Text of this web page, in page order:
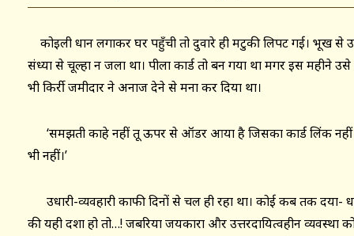
कोइली धान लगाकर घर पहुँची तो दुवारे ही मटुकी लिपट गई। भूख से
संध्या से चूल्हा न जला था। पीला कार्ड तो बन गया था मगर इस महीने उसे
भी किर्री जमीदार ने अनाज देने से मना कर दिया था।
‘समझती काहे नहीं तू ऊपर से ऑडर आया है जिसका कार्ड लिंक नहीं
भी नहीं।’
उधारी-व्यवहारी काफी दिनों से चल ही रहा था। कोई कब तक दया-
की यही दशा हो तो…! जबरिया जयकारा और उत्तरदायित्वहीन